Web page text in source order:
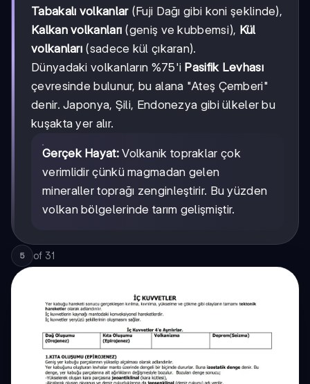
Tabakalı volkanlar(Fuji Dağı gibi koni şeklinde),
Kalkan volkanları (geniş ve kubbemsi), Kül
volkanları (sadece kül çıkaran).
Dünyadaki volkanların %75'i Pasifik Levhası
çevresinde bulunur, bu alana "Ateş Çemberi"
denir. Japonya, Şili, Endonezya gibi ülkeler bu
kuşakta yer alır.
Gerçek Hayat:Volkanik topraklar çok
verimlidir çünkü magmadan gelen
mineraller toprağı zenginleştirir. Bu yüzden
volkan bölgelerinde tarım gelişmiştir.
5 of 31